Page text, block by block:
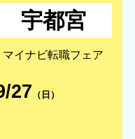
宇都宮
マイナビ転職フェア
27 （日）